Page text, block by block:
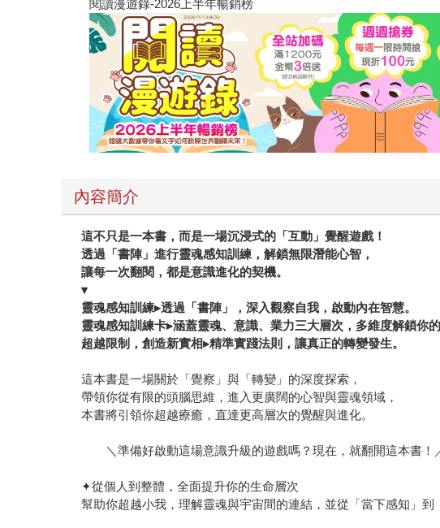
閱讀漫遊錄-2026上半年暢銷榜
內容簡介
這不只是一本書，而是一場沉浸式的「互動」覺醒遊戲！
透過「書陣」進行靈魂感知訓練，解鎖無限潛能心智，
讓每一次翻閱，都是意識進化的契機。
▾
靈魂感知訓練▸透過「書陣」，深入觀察自我，啟動內在智慧。
靈魂感知訓練卡▸涵蓋靈魂、意識、業力三大層次，多維度解鎖你的
超越限制，創造新實相▸精準實踐法則，讓真正的轉變發生。
這本書是一場關於「覺察」與「轉變」的深度探索，
帶領你從有限的頭腦思維，進入更廣闊的心智與靈魂領域，
本書將引領你超越療癒，直達更高層次的覺醒與進化。
＼準備好啟動這場意識升級的遊戲嗎？現在，就翻開這本書！
✦從個人到整體，全面提升你的生命層次
幫助你超越小我，理解靈魂與宇宙間的連結，並從「當下感知」